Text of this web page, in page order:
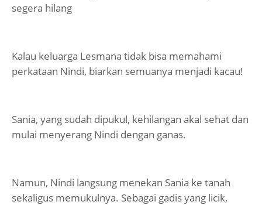
segera hilang
Kalau keluarga Lesmana tidak bisa memahami
perkataan Nindi, biarkan semuanya menjadi kacau!
Sania, yang sudah dipukul, kehilangan akal sehat dan
mulai menyerang Nindi dengan ganas.
Namun, Nindi langsung menekan Sania ke tanah
sekaligus memukulnya. Sebagai gadis yang licik,